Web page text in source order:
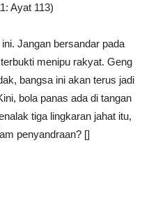
Ayat 113)
Jangan bersandar pada
menipu rakyat. Geng
bangsa ini akan terus jadi
bola panas ada di tangan
tiga lingkaran jahat itu,
penyandraan? []